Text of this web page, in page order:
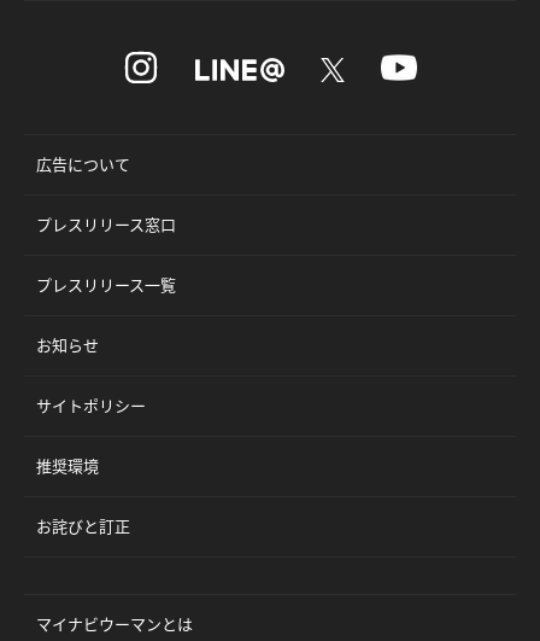
広告について
プレスリリース窓口
プレスリリース一覧
お知らせ
サイトポリシー
推奨環境
お詫びと訂正
マイナビウーマンとは